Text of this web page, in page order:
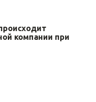
компании при